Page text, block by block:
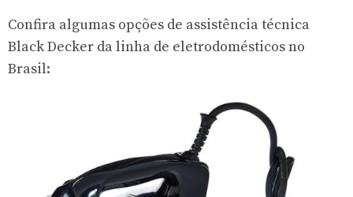
Confira algumas opções de assistência técnica
Black Decker da linha de eletrodomésticosno
Brasil: